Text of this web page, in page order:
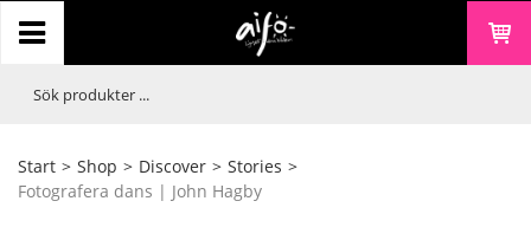
Start > Shop > Discover > Stories >
Fotografera dans | John Hagby